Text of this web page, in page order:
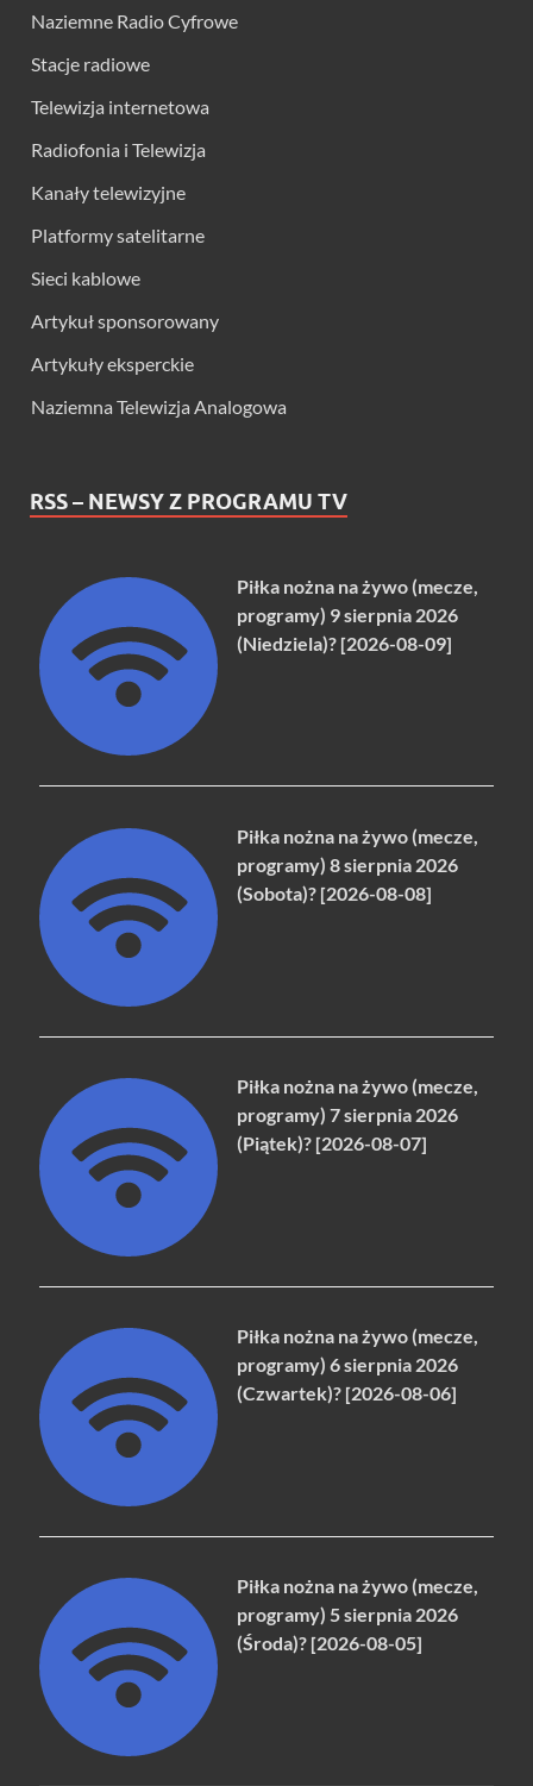
Naziemne Radio Cyfrowe
Stacje radiowe
Telewizja internetowa
Radiofonia i Telewizja
Kanały telewizyjne
Platformy satelitarne
Sieci kablowe
Artykuł sponsorowany
Artykuły eksperckie
Naziemna Telewizja Analogowa
RSS – NEWSY Z PROGRAMU TV
Piłka nożna na żywo (mecze,
programy) 9 sierpnia 2026
(Niedziela)? [2026-08-09]
Piłka nożna na żywo (mecze,
programy) 8 sierpnia 2026
(Sobota)? [2026-08-08]
Piłka nożna na żywo (mecze,
programy) 7 sierpnia 2026
(Piątek)? [2026-08-07]
Piłka nożna na żywo (mecze,
programy) 6 sierpnia 2026
(Czwartek)? [2026-08-06]
Piłka nożna na żywo (mecze,
programy) 5 sierpnia 2026
(Środa)? [2026-08-05]